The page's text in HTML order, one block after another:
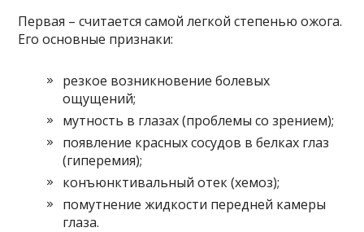
Первая – считается самой легкой степенью ожога.
Его основные признаки:
резкое возникновение болевых
ощущений;
мутность в глазах (проблемы со зрением);
появление красных сосудов в белках глаз
(гиперемия);
конъюнктивальный отек (хемоз);
помутнение жидкости передней камеры
глаза.